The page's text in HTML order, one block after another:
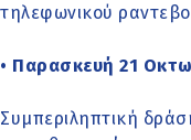
τηλεφωνικού
• Παρασκευή 21
Συμπεριληπτική